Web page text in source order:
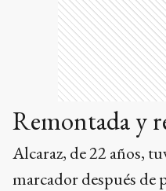
Remontada y
Alcaraz, de 22 años,
marcador después de